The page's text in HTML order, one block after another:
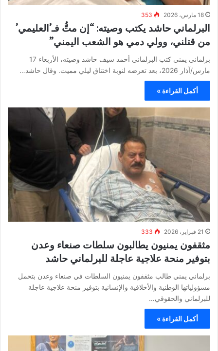
18 مارس، 2026 353
البرلماني حاشد يكتب وصيته: “إن متُّ فـ’العليمي’
من قتلني، وولي دمي هو الشعب اليمني”
برلماني يمني كتب البرلماني أحمد سيف حاشد وصيته، الأربعاء 17
مارس/آذار 2026، بعد تعرضه لنوبة اختناق ليلي مميت. وقال حاشد…
أكمل القراءة »
21 فبراير، 2026 333
مثقفون يمنيون يطالبون سلطات صنعاء وعدن
بتوفير منحة علاجية عاجلة للبرلماني حاشد
برلماني يمني طالب مثقفون يمنيون السلطات في صنعاء وعدن بتحمل
مسؤولياتها الوطنية والأخلاقية والإنسانية بتوفير منحة علاجية عاجلة
للبرلماني والحقوقي…
أكمل القراءة »